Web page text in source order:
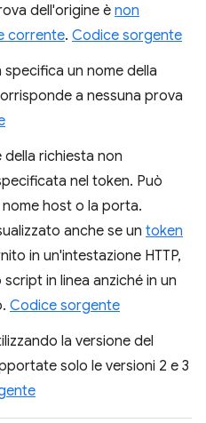
dell'origine è non
corrente. Codice sorgente
specifica un nome della
a nessuna prova
della richiesta non
nel token. Può
host o la porta.
anche se un token
in un'intestazione HTTP,
in linea anziché in un
Codice sorgente
la versione del
solo le versioni 2 e 3